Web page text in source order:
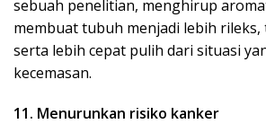
sebuah penelitian, menghirup
membuat tubuh menjadi lebih rileks,
serta lebih cepat pulih dari situasi
kecemasan.
11. Menurunkan risiko kanker